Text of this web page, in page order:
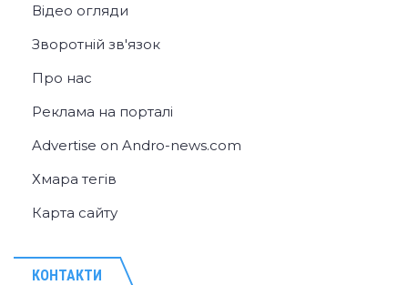
Відео огляди
Зворотній зв'язок
Про нас
Реклама на порталі
Advertise on Andro-news.com
Хмара тегів
Карта сайту
КОНТАКТИ